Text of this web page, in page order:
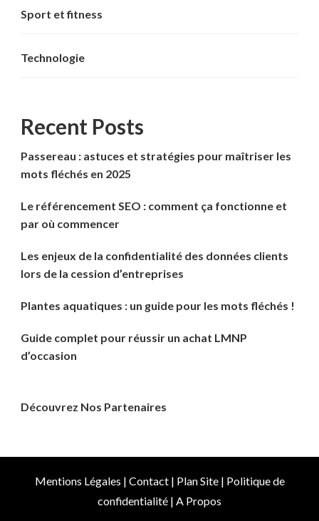
Sport et fitness
Technologie
Recent Posts
Passereau : astuces et stratégies pour maîtriser les
mots fléchés en 2025
Le référencement SEO : comment ça fonctionne et
par où commencer
Les enjeux de la confidentialité des données clients
lors de la cession d’entreprises
Plantes aquatiques : un guide pour les mots fléchés !
Guide complet pour réussir un achat LMNP
d’occasion
Découvrez Nos Partenaires
Mentions Légales | Contact| Plan Site| Politique de
confidentialité | A Propos